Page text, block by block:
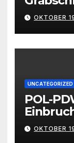
OKTOBER
UNCATEGORIZED
POL-
Wittlich
OKTOBER